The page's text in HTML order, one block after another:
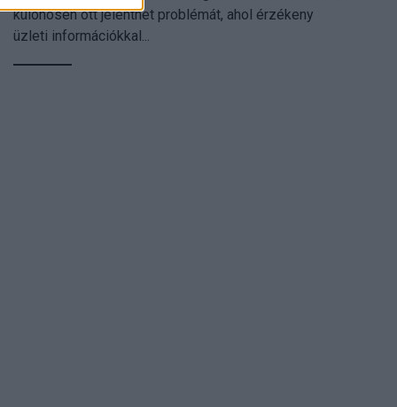
különösen ott jelenthet problémát, ahol érzékeny
üzleti információkkal...